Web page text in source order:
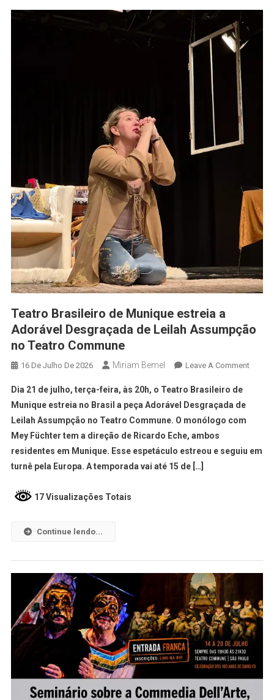
Teatro Brasileiro de Munique estreia a
Adorável Desgraçada de Leilah Assumpção
no Teatro Commune
16 De Julho De 2026 Miriam Bemel Leave A Comment
Dia 21 de julho, terça-feira, às 20h, o Teatro Brasileiro de
Munique estreia no Brasil a peça Adorável Desgraçada de
Leilah Assumpção no Teatro Commune. O monólogo com
Mey Füchter tem a direção de Ricardo Eche, ambos
residentes em Munique. Esse espetáculo estreou e seguiu em
turnê pela Europa. A temporada vai até 15 de […]
17 Visualizações Totais
Continue lendo...